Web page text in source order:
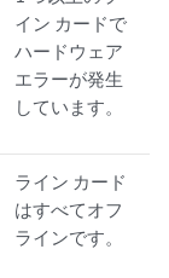
イン カードで
ハードウェア
エラーが発生
しています。
ライン カード
はすべてオフ
ラインです。